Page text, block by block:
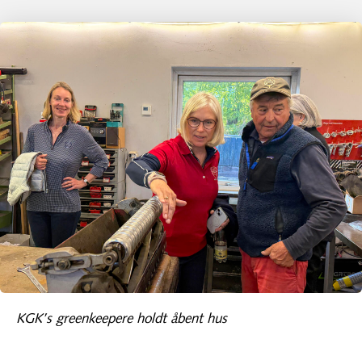
KGK’s greenkeepere holdt åbent hus